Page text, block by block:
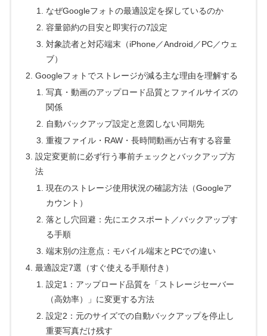
なぜGoogleフォトの最適設定を探しているのか
容量節約の目安と即実行の7設定
対象読者と対応端末（iPhone／Android／PC／ウェ
ブ）
Googleフォトでストレージが減る主な理由を理解する
写真・動画のアップロード品質とファイルサイズの
関係
自動バックアップ設定と意図しない同期先
重複ファイル・RAW・長時間動画が占有する容量
設定変更前に必ず行う事前チェックとバックアップ方
法
現在のストレージ使用状況の確認方法（Googleア
カウント）
落とし穴回避：先にエクスポート／バックアップす
る手順
端末別の注意点：モバイル端末とPCでの違い
最適設定7選（すぐ使える手順付き）
設定1：アップロード品質を「ストレージセーバー
（高効率）」に変更する方法
設定2：元のサイズでの自動バックアップを停止し
重要写真だけ残す